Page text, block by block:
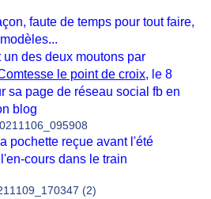
faute de temps pour tout faire,
des deux moutons par
le point de croix, le 8
sa page de réseau social fb en
blog
pochette reçue avant l'été
cours dans le train